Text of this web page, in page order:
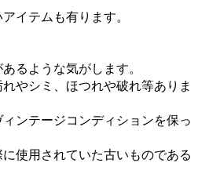
イテムも有ります。
るような気がします。
やシミ、ほつれや破れ等ありま
ィンテージコンディションを保っ
に使用されていた古いものである